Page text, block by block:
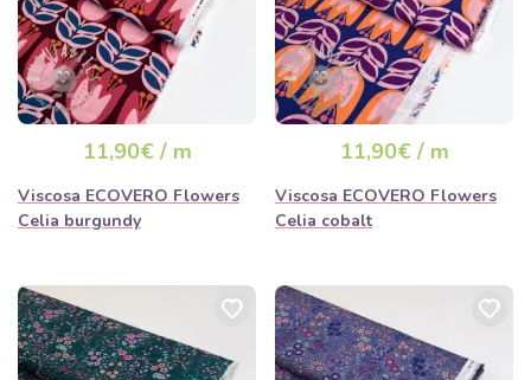
11,90€ / m
Viscosa ECOVERO Flowers
Celia burgundy
11,90€ / m
Viscosa ECOVERO Flowers
Celia cobalt